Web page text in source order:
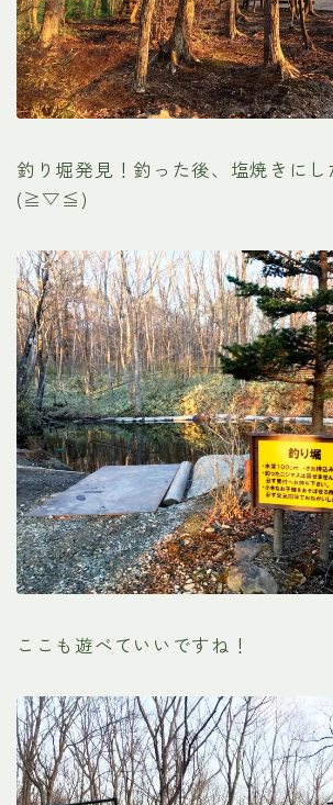
釣り堀発見！釣った後、塩焼きにし
(≧▽≦)
ここも遊べていいですね！